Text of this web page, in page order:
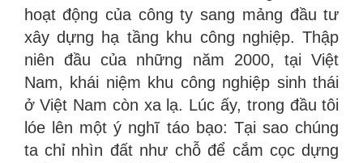
hoạt động của công ty sang mảng đầu tư
xây dựng hạ tầng khu công nghiệp. Thập
niên đầu của những năm 2000, tại Việt
Nam, khái niệm khu công nghiệp sinh thái
ở Việt Nam còn xa lạ. Lúc ấy, trong đầu tôi
lóe lên một ý nghĩ táo bạo: Tại sao chúng
ta chỉ nhìn đất như chỗ để cắm cọc dựng